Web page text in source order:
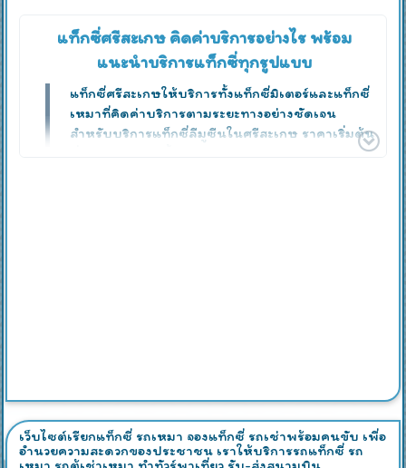
แท็กซี่ศรีสะเกษ คิดค่าบริการอย่างไร พร้อม
แนะนำบริการแท็กซี่ทุกรูปแบบ
แท็กซี่ศรีสะเกษให้บริการทั้งแท็กซี่มิเตอร์และแท็กซี่
เหมาที่คิดค่าบริการตามระยะทางอย่างชัดเจน
สำหรับบริการแท็กซี่ลีมูซีนในศรีสะเกษ ราคาเริ่มต้น
สถานที่รับ เพื่อให้ท่านมั่นใจและเตรียมตัวได้อย่าง
สะดวกสบาย
เว็บไซต์เรียกแท็กซี่ รถเหมา จองแท็กซี่ รถเช่าพร้อมคนขับ เพื่อ
อำนวยความสะดวกของประชาชน เราให้บริการรถแท็กซี่ รถ